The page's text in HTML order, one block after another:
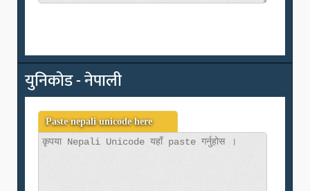
युनिकोड - नेपाली